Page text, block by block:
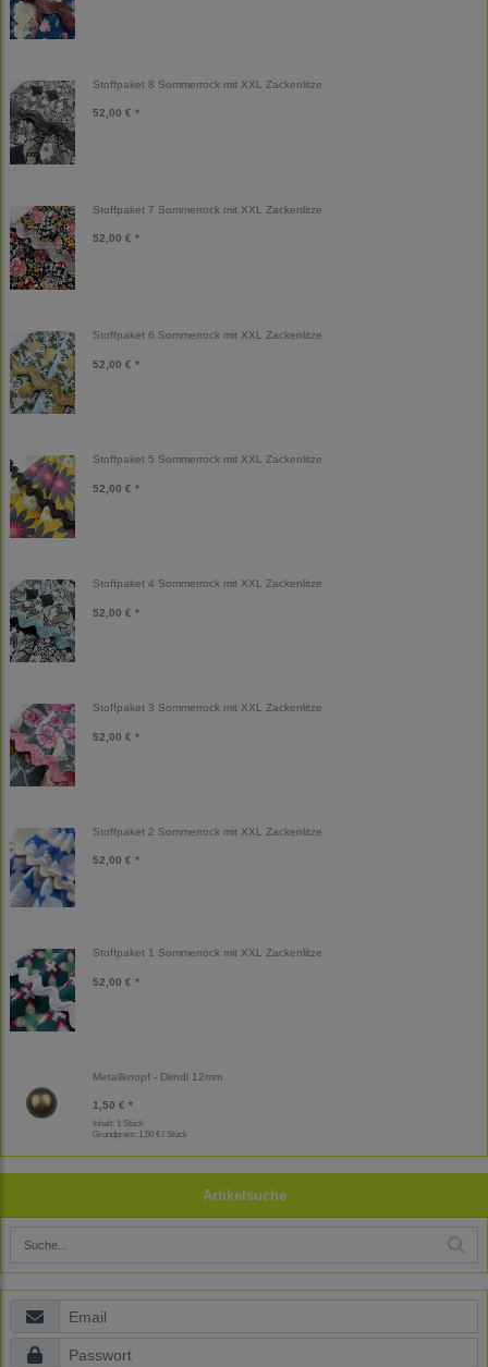
Stoffpaket 8 Sommerrock mit XXL Zackenlitze
52,00 € *
Stoffpaket 7 Sommerrock mit XXL Zackenlitze
52,00 € *
Stoffpaket 6 Sommerrock mit XXL Zackenlitze
52,00 € *
Stoffpaket 5 Sommerrock mit XXL Zackenlitze
52,00 € *
Stoffpaket 4 Sommerrock mit XXL Zackenlitze
52,00 € *
Stoffpaket 3 Sommerrock mit XXL Zackenlitze
52,00 € *
Stoffpaket 2 Sommerrock mit XXL Zackenlitze
52,00 € *
Stoffpaket 1 Sommerrock mit XXL Zackenlitze
52,00 € *
Metallknopf - Dirndl 12mm
1,50 € *
Inhalt: 1 Stück
Grundpreis: 1,50 € / Stück
Artikelsuche